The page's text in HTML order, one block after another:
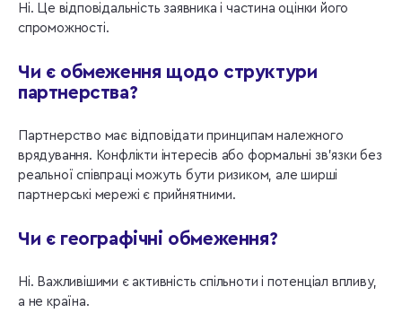
Ні. Це відповідальність заявника і частина оцінки його
спроможності.
Чи є обмеження щодо структури
партнерства?
Партнерство має відповідати принципам належного
врядування. Конфлікти інтересів або формальні зв’язки без
реальної співпраці можуть бути ризиком, але ширші
партнерські мережі є прийнятними.
Чи є географічні обмеження?
Ні. Важливішими є активність спільноти і потенціал впливу,
а не країна.